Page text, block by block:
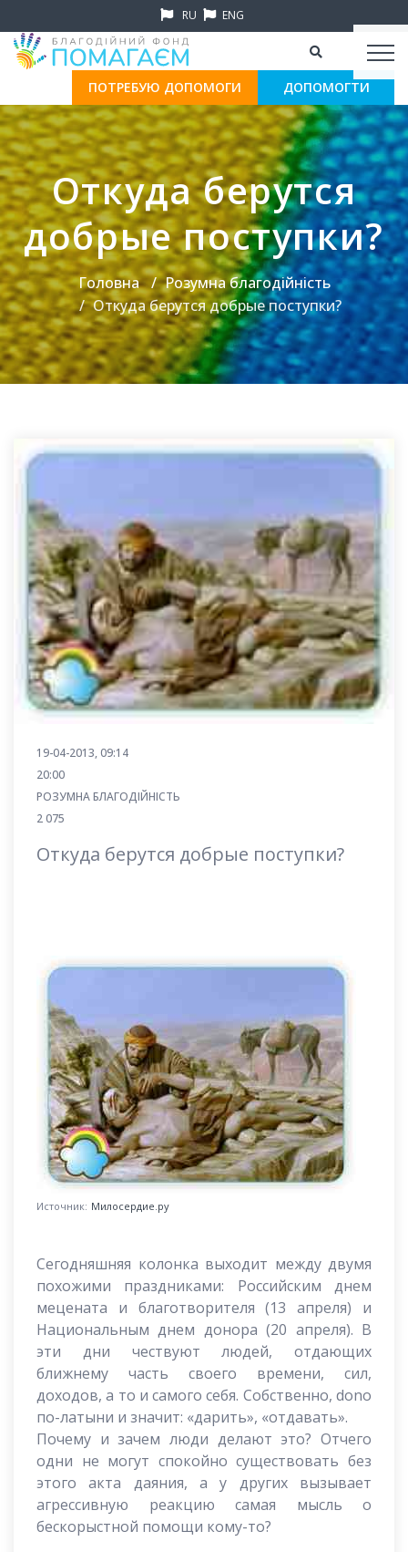
RU ENG
ПОТРЕБУЮ ДОПОМОГИ ДОПОМОГТИ
Откуда берутся
добрые поступки?
Головна
Розумна благодійність
Откуда берутся добрые поступки?
19-04-2013, 09:14
20:00
РОЗУМНА БЛАГОДІЙНІСТЬ
2 075
Откуда берутся добрые поступки?
Источник: Милосердие.ру
Сегодняшняя колонка выходит между двумя
похожими праздниками: Российским днем
мецената и благотворителя (13 апреля) и
Национальным днем донора (20 апреля). В
эти дни чествуют людей, отдающих
ближнему часть своего времени, сил,
доходов, а то и самого себя. Собственно, dono
по-латыни и значит: «дарить», «отдавать».
Почему и зачем люди делают это? Отчего
одни не могут спокойно существовать без
этого акта даяния, а у других вызывает
агрессивную реакцию самая мысль о
бескорыстной помощи кому-то?